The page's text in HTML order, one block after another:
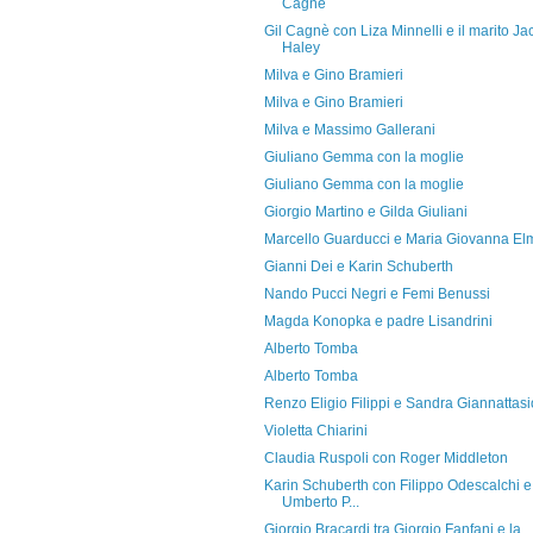
Cagnè
Gil Cagnè con Liza Minnelli e il marito
Haley
Milva e Gino Bramieri
Milva e Gino Bramieri
Milva e Massimo Gallerani
Giuliano Gemma con la moglie
Giuliano Gemma con la moglie
Giorgio Martino e Gilda Giuliani
Marcello Guarducci e Maria Giovanna
Gianni Dei e Karin Schuberth
Nando Pucci Negri e Femi Benussi
Magda Konopka e padre Lisandrini
Alberto Tomba
Alberto Tomba
Renzo Eligio Filippi e Sandra
Violetta Chiarini
Claudia Ruspoli con Roger Middleton
Karin Schuberth con Filippo Odescalchi e
Umberto P...
Giorgio Bracardi tra Giorgio Fanfani e la